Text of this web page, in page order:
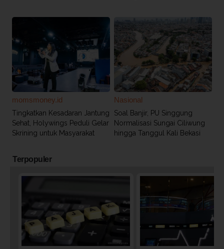
momsmoney.id
Tingkatkan Kesadaran Jantung
Sehat, Holywings Peduli Gelar
Skrining untuk Masyarakat
Nasional
Soal Banjir, PU Singgung
Normalisasi Sungai Ciliwung
hingga Tanggul Kali Bekasi
Terpopuler